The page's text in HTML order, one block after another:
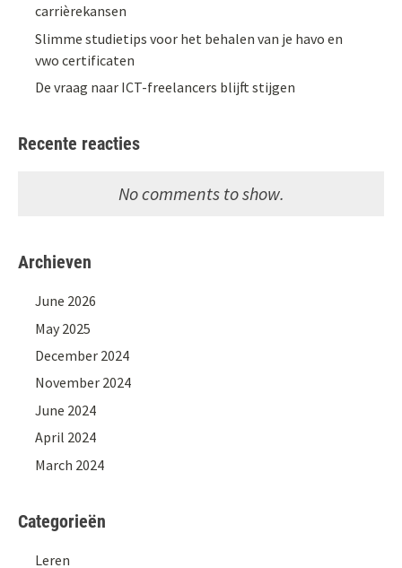
carrièrekansen
Slimme studietips voor het behalen van je havo en
vwo certificaten
De vraag naar ICT-freelancers blijft stijgen
Recente reacties
No comments to show.
Archieven
June 2026
May 2025
December 2024
November 2024
June 2024
April 2024
March 2024
Categorieën
Leren